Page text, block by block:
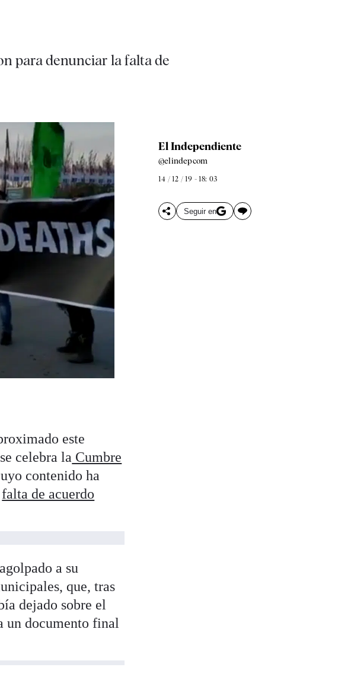
para denunciar la falta de
El Independiente
@elindepcom
14 / 12 / 19 - 18: 03
Seguir en
este
celebra la Cumbre
contenido ha
falta de acuerdo
a su
que, tras
dejado sobre el
un documento final